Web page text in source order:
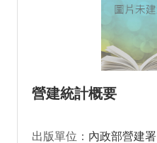
營建統計概要
出版單位： 內政部營建署